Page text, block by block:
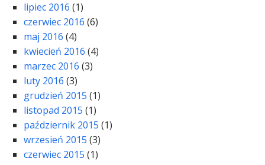
lipiec 2016 (1)
czerwiec 2016 (6)
maj 2016 (4)
kwiecień 2016 (4)
marzec 2016 (3)
luty 2016 (3)
grudzień 2015 (1)
listopad 2015 (1)
październik 2015 (1)
wrzesień 2015 (3)
czerwiec 2015 (1)